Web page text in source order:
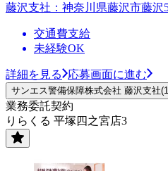
藤沢支社：神奈川県藤沢市藤沢
交通費支給
未経験OK
詳細を見る 応募画面に進む
サンエス警備保障株式会社 藤沢支社
業務委託契約
りらくる 平塚四之宮店3